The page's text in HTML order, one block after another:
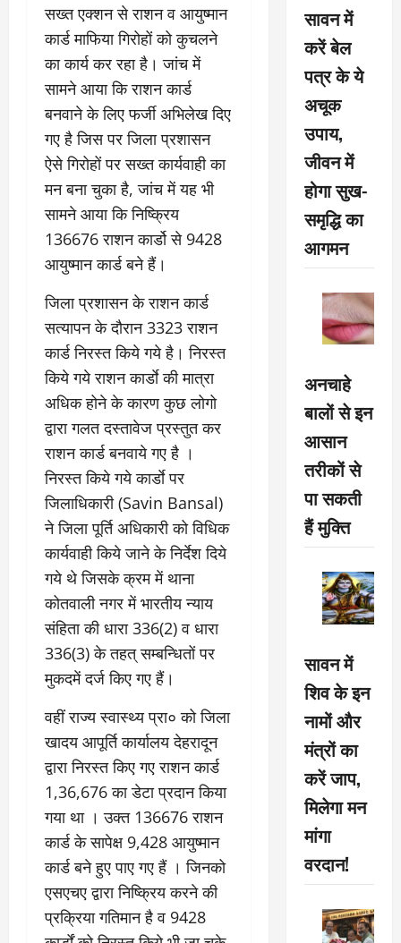
सख्त एक्शन से राशन व आयुष्मान
कार्ड माफिया गिरोहों को कुचलने
का कार्य कर रहा है। जांच में
सामने आया कि राशन कार्ड
बनवाने के लिए फर्जी अभिलेख दिए
गए है जिस पर जिला प्रशासन
ऐसे गिरोहों पर सख्त कार्यवाही का
मन बना चुका है, जांच में यह भी
सामने आया कि निष्क्रिय
136676 राशन कार्डो से 9428
आयुष्मान कार्ड बने हैं।
जिला प्रशासन के राशन कार्ड
सत्यापन के दौरान 3323 राशन
कार्ड निरस्त किये गये है। निरस्त
किये गये राशन कार्डाे की मात्रा
अधिक होने के कारण कुछ लोगो
द्वारा गलत दस्तावेज प्रस्तुत कर
राशन कार्ड बनवाये गए है ।
निरस्त किये गये कार्डाे पर
जिलाधिकारी (Savin Bansal)
ने जिला पूर्ति अधिकारी को विधिक
कार्यवाही किये जाने के निर्देश दिये
गये थे जिसके क्रम में थाना
कोतवाली नगर में भारतीय न्याय
संहिता की धारा 336(2) व धारा
336(3) के तहत् सम्बन्धितों पर
मुकदमें दर्ज किए गए हैं।
वहीं राज्य स्वास्थ्य प्रा० को जिला
खादय आपूर्ति कार्यालय देहरादून
द्वारा निरस्त किए गए राशन कार्ड
1,36,676 का डेटा प्रदान किया
गया था । उक्त 136676 राशन
कार्ड के सापेक्ष 9,428 आयुष्मान
कार्ड बने हुए पाए गए हैं । जिनको
एसएचए द्वारा निष्क्रिय करने की
प्रक्रिया गतिमान है व 9428
सावन में
करें बेल
पत्र के ये
अचूक
उपाय,
जीवन में
होगा सुख-
समृद्धि का
आगमन
अनचाहे
बालों से इन
आसान
तरीकों से
पा सकती
हैं मुक्ति
सावन में
शिव के इन
नामों और
मंत्रों का
करें जाप,
मिलेगा मन
मांगा
वरदान!